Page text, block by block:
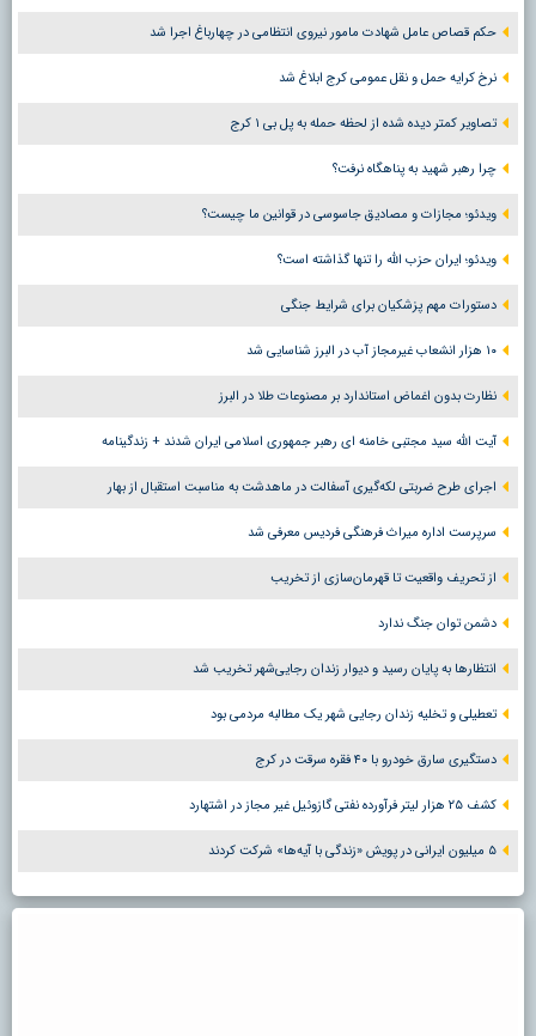
حکم قصاص عامل شهادت مامور نیروی انتظامی در چهارباغ اجرا شد
نرخ کرایه حمل و نقل عمومی کرج ابلاغ شد
تصاویر کمتر دیده شده از لحظه حمله به پل بی ۱ کرج
چرا رهبر شهید به پناهگاه نرفت؟
ویدئو؛ مجازات و مصادیق جاسوسی در قوانین ما چیست؟
ویدئو؛ ایران حزب الله را تنها گذاشته است؟
دستورات مهم پزشکیان برای شرایط جنگی
۱۰ هزار انشعاب غیرمجاز آب در البرز شناسایی شد
نظارت بدون اغماض استاندارد بر مصنوعات طلا در البرز
آیت الله سید مجتبی خامنه ای رهبر جمهوری اسلامی ایران شدند + زندگینامه
اجرای طرح ضربتی لکه‌گیری آسفالت در ماهدشت به مناسبت استقبال از بهار
سرپرست اداره میراث فرهنگی فردیس معرفی شد
از تحریف واقعیت تا قهرمان‌سازی از تخریب
دشمن توان جنگ ندارد
انتظارها به پایان رسید و دیوار زندان رجایی‌شهر تخریب شد
تعطیلی و تخلیه زندان رجایی شهر یک مطالبه مردمی بود
دستگیری سارق خودرو با ۴۰ فقره سرقت در کرج
کشف ۲۵ هزار لیتر فرآورده نفتی گازوئیل غیر مجاز در اشتهارد
۵ میلیون ایرانی در پویش «زندگی با آیه‌ها» شرکت کردند